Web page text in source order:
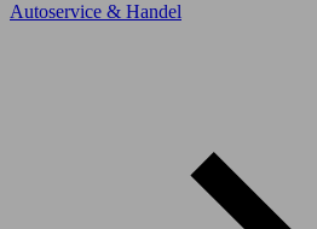
Autoservice & Handel